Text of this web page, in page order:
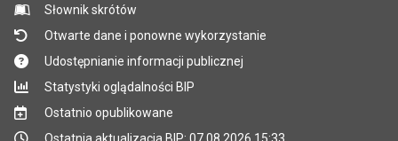
Słownik skrótów
Otwarte dane i ponowne wykorzystanie
Udostępnianie informacji publicznej
Statystyki oglądalności BIP
Ostatnio opublikowane